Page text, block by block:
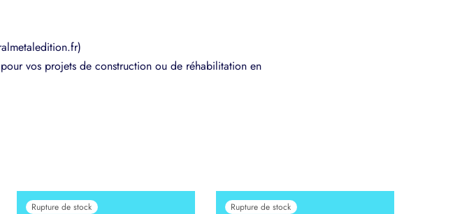
vos projets de construction ou de réhabilitation en
Rupture de stock Rupture de stock